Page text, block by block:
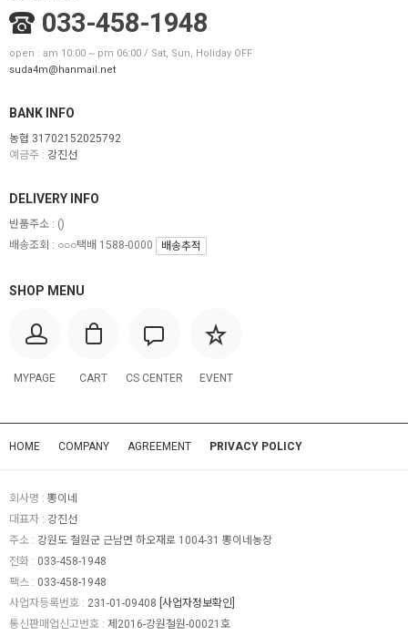
033-458-1948
open : am 10:00 ~ pm 06:00 / Sat, Sun, Holiday OFF
suda4m@hanmail.net
BANK INFO
농협 31702152025792
예금주 : 강진선
SHOP MENU
MYPAGE CART CS CENTER EVENT
DELIVERY INFO
반품주소 : ()
배송조회 : ○○○택배 1588-0000
배송추적
HOME COMPANY AGREEMENT PRIVACY POLICY
회사명 : 뽕이네
대표자 : 강진선
주소 : 강원도 철원군 근남면 하오재로 1004-31 뽕이네농장
전화 : 033-458-1948
팩스 : 033-458-1948
사업자등록번호 : 231-01-09408 [사업자정보확인]
통신판매업신고번호 : 제2016-강원철원-00021호